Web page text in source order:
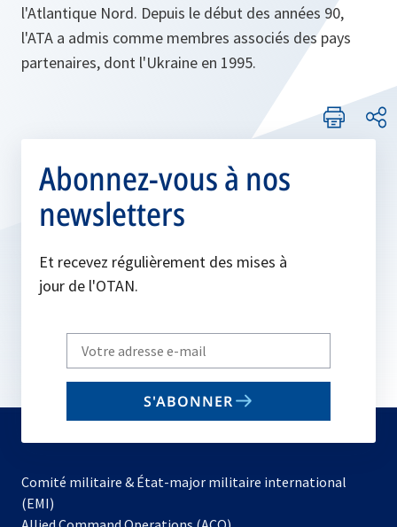
l'Atlantique Nord. Depuis le début des années 90,
l'ATA a admis comme membres associés des pays
partenaires, dont l'Ukraine en 1995.
Abonnez-vous à nos
newsletters
Et recevez régulièrement des mises à
jour de l'OTAN.
Write
your
email
S'ABONNER
Comité militaire & État-major militaire international
(EMI)